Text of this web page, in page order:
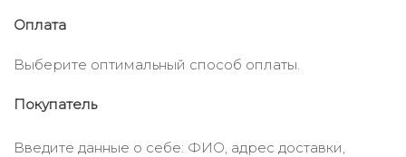
Оплата
Выберите оптимальный способ оплаты.
Покупатель
Введите данные о себе: ФИО, адрес доставки,